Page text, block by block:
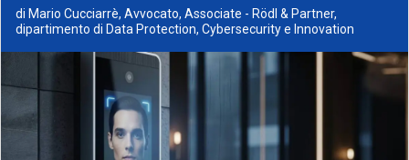
di Mario Cucciarrè, Avvocato, Associate - Rödl & Partner,
dipartimento di Data Protection, Cybersecurity e Innovation